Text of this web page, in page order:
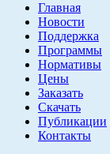
Главная
Новости
Поддержка
Программы
Нормативы
Цены
Заказать
Скачать
Публикации
Контакты